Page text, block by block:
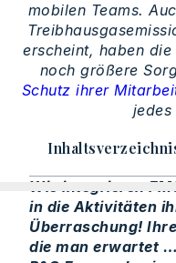
mobilen Teams.
erscheint, haben
noch größere
Schutz ihrer
jedes
Wie integrieren
in die Aktivitäten
Überraschung!
die man erwartet